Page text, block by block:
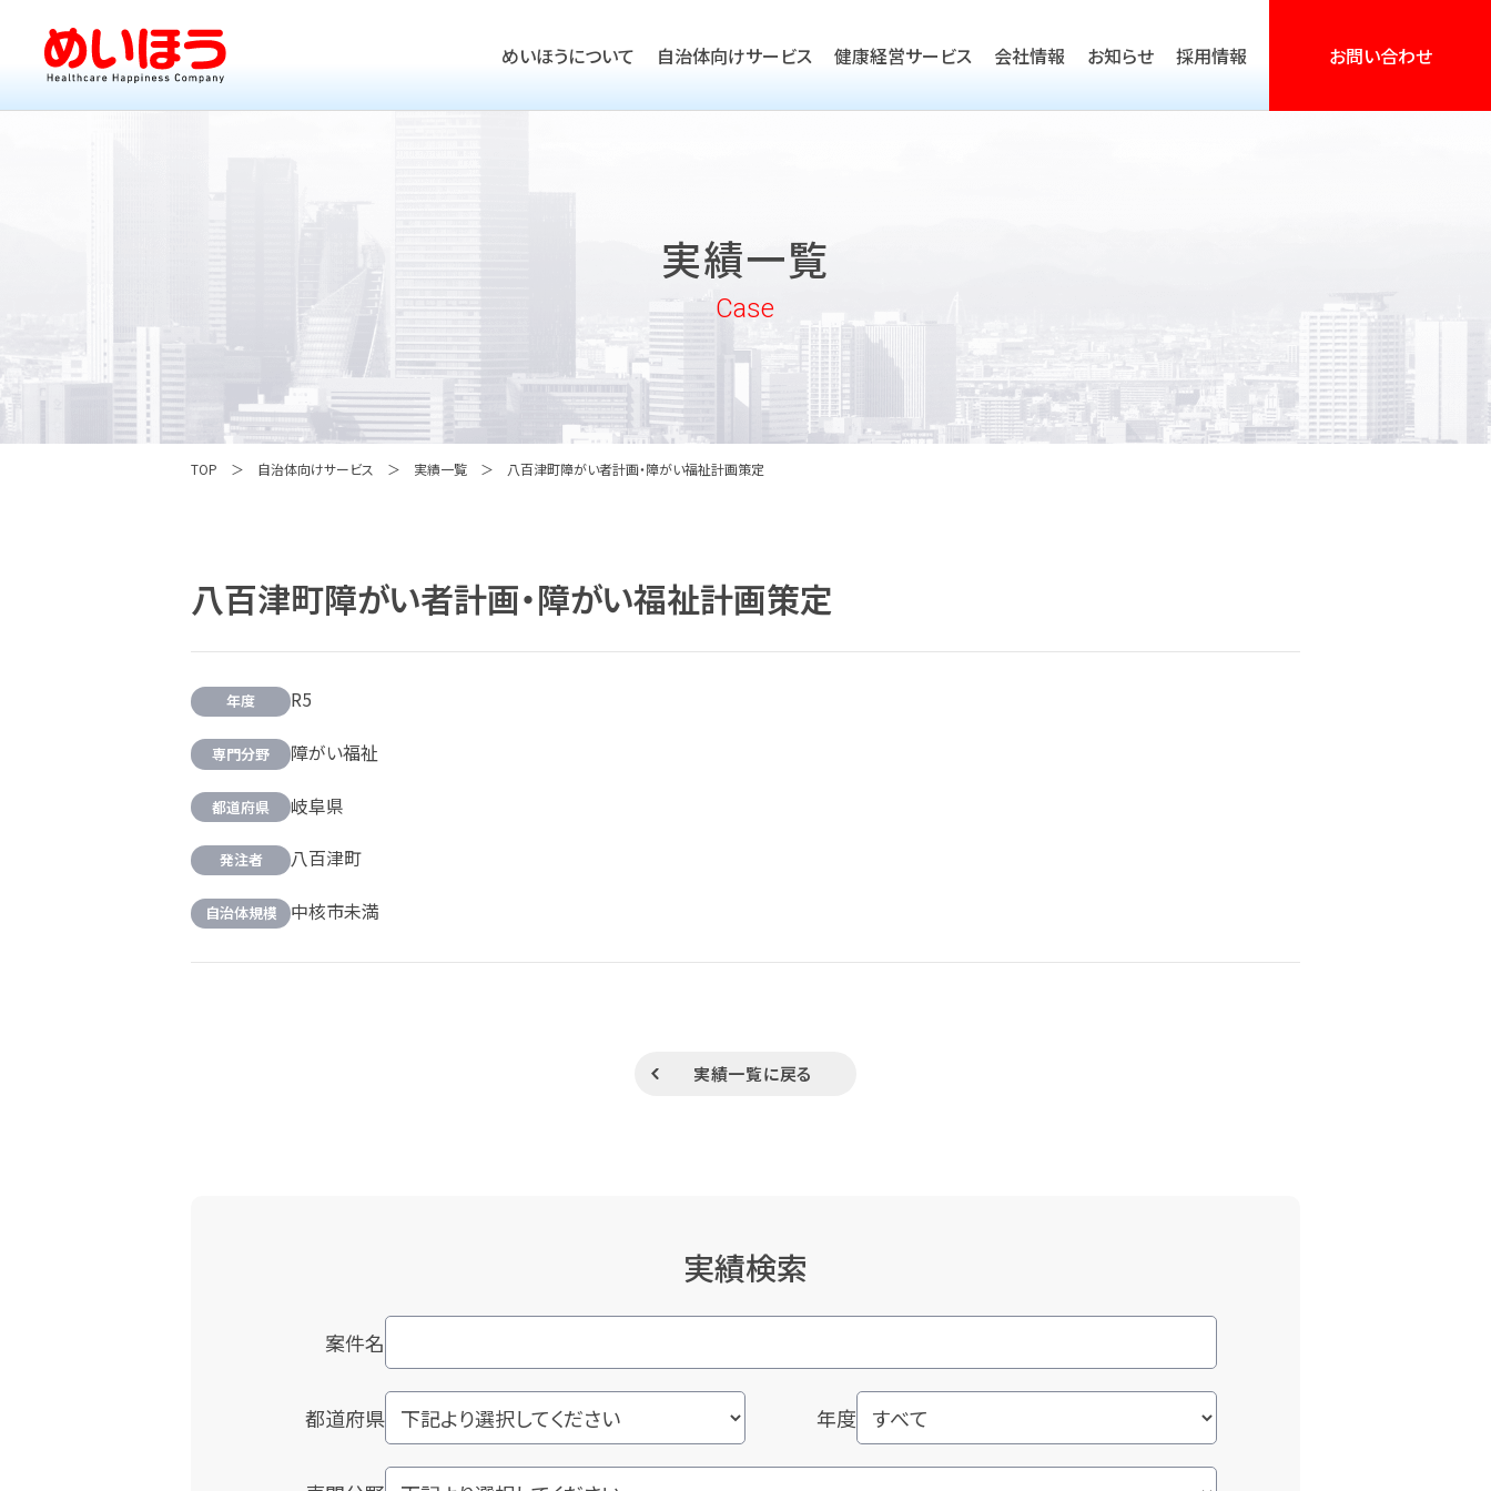
めいほうについて 自治体向けサービス
実績一覧
健康経営サービス
健康経営優良法人取得支援
企業向けヘルスケア・健康経営活動支援
会社情報
沿革
めいほうの取り組み
めいほうの歴史
お知らせ 採用情報 お問い合わせ
実績一覧
Case
TOP 自治体向けサービス 実績一覧 八百津町障がい者計画・障がい福祉計画策定
八百津町障がい者計画・障がい福祉計画策定
年度 R5
専門分野 障がい福祉
都道府県 岐阜県
発注者 八百津町
自治体規模 中核市未満
実績一覧に戻る
実績検索
案件名
都道府県 年度